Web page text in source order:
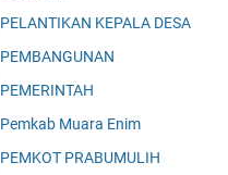
PELANTIKAN KEPALA DESA
PEMBANGUNAN
PEMERINTAH
Pemkab Muara Enim
PEMKOT PRABUMULIH